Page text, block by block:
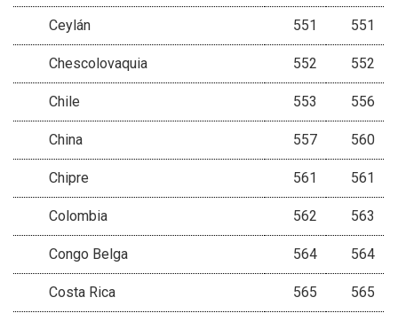
Ceylán 551 551
Chescolovaquia 552 552
Chile 553 556
China 557 560
Chipre 561 561
Colombia 562 563
Congo Belga 564 564
Costa Rica 565 565